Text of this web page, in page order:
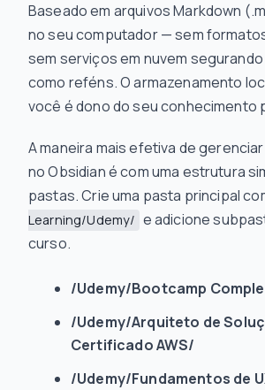
Baseado em arquivos Markdown
no seu computador — sem
sem serviços em nuvem
como reféns. O armazenamento
você é dono do seu conhecimento
A maneira mais efetiva de
no Obsidian é com uma estrutura
pastas. Crie uma pasta principal
Learning/Udemy/ e adicione
curso.
/Udemy/Bootcamp
/Udemy/Arquiteto de
Certificado AWS/
/Udemy/Fundamentos de